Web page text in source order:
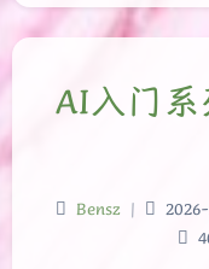
AI入门
Bensz |